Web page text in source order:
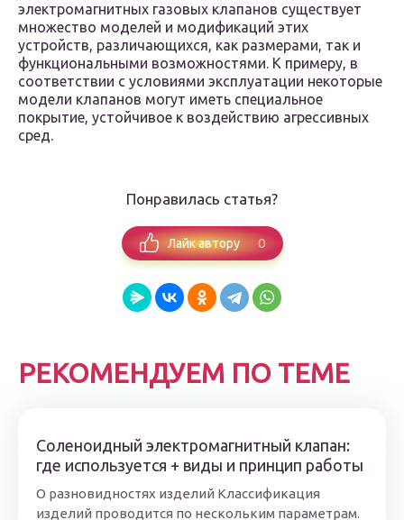
электромагнитных газовых клапанов существует
множество моделей и модификаций этих
устройств, различающихся, как размерами, так и
функциональными возможностями. К примеру, в
соответствии с условиями эксплуатации некоторые
модели клапанов могут иметь специальное
покрытие, устойчивое к воздействию агрессивных
сред.
Понравилась статья?
Лайк автору 0
РЕКОМЕНДУЕМ ПО ТЕМЕ
Соленоидный электромагнитный клапан:
где используется + виды и принцип работы
О разновидностях изделий Классификация
изделий проводится по нескольким параметрам.